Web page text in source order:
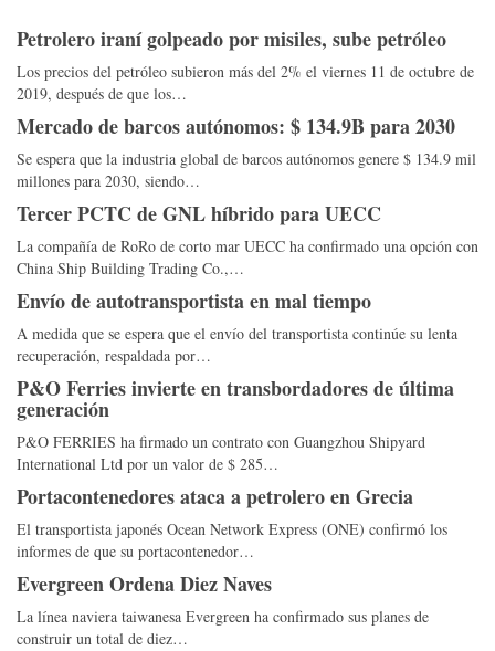
Petrolero iraní golpeado por misiles, sube petróleo
Los precios del petróleo subieron más del 2% el viernes 11 de octubre de
2019, después de que los…
Mercado de barcos autónomos: $ 134.9B para 2030
Se espera que la industria global de barcos autónomos genere $ 134.9 mil
millones para 2030, siendo…
Tercer PCTC de GNL híbrido para UECC
La compañía de RoRo de corto mar UECC ha confirmado una opción con
China Ship Building Trading Co.,…
Envío de autotransportista en mal tiempo
A medida que se espera que el envío del transportista continúe su lenta
recuperación, respaldada por…
P&O Ferries invierte en transbordadores de última
generación
P&O FERRIES ha firmado un contrato con Guangzhou Shipyard
International Ltd por un valor de $ 285…
Portacontenedores ataca a petrolero en Grecia
El transportista japonés Ocean Network Express (ONE) confirmó los
informes de que su portacontenedor…
Evergreen Ordena Diez Naves
La línea naviera taiwanesa Evergreen ha confirmado sus planes de
construir un total de diez…